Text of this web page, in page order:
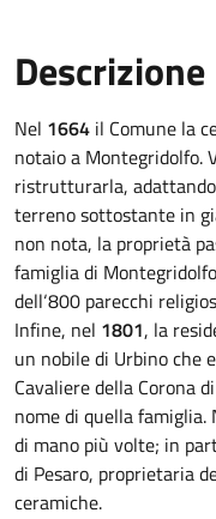
Descrizione
Nel 1664 il Comune la
notaio a Montegridolfo.
ristrutturarla,
terreno sottostante in
non nota, la proprietà
famiglia di
dell‘800 parecchi
Infine, nel 1801, la
un nobile di Urbino che
Cavaliere della Corona
nome di quella famiglia.
di mano più volte; in
di Pesaro, proprietaria
ceramiche.